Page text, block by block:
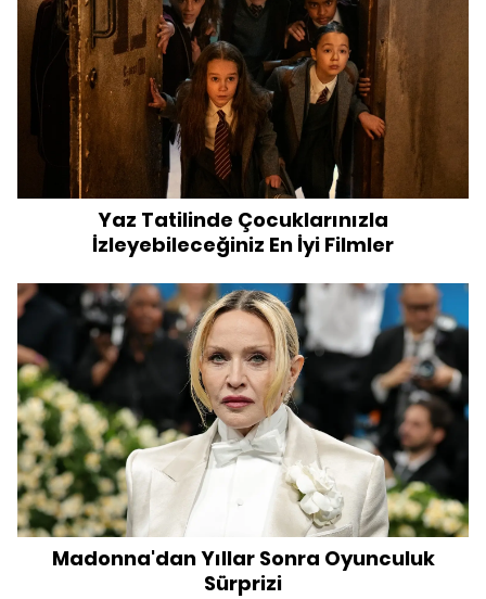
Yaz Tatilinde Çocuklarınızla
İzleyebileceğiniz En İyi Filmler
Madonna'dan Yıllar Sonra Oyunculuk
Sürprizi